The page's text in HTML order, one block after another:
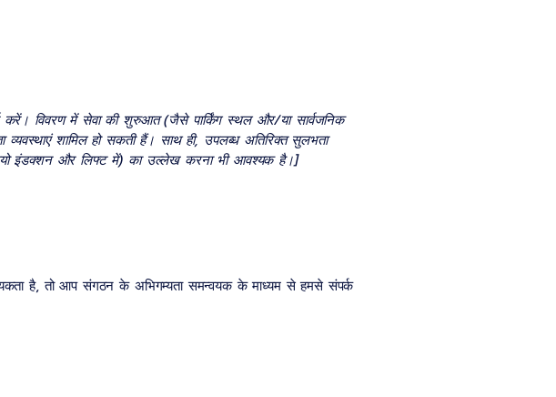
विवरण में सेवा की शुरुआत (जैसे पार्किंग स्थल और/या सार्वजनिक
शामिल हो सकती हैं। साथ ही, उपलब्ध अतिरिक्त सुलभता
इंडक्शन और लिफ्ट में) का उल्लेख करना भी आवश्यक है।]
है, तो आप संगठन के अभिगम्यता समन्वयक के माध्यम से हमसे संपर्क